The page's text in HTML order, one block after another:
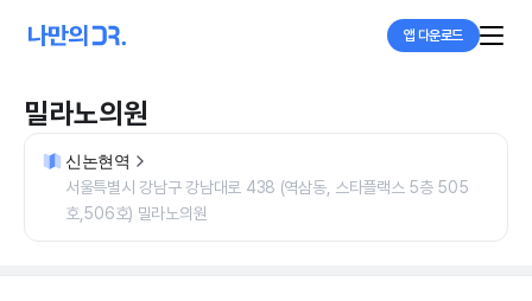
앱 다운로드
밀라노의원
신논현역
서울특별시 강남구 강남대로 438 (역삼동, 스타플랙스 5층 505
호,506호) 밀라노의원